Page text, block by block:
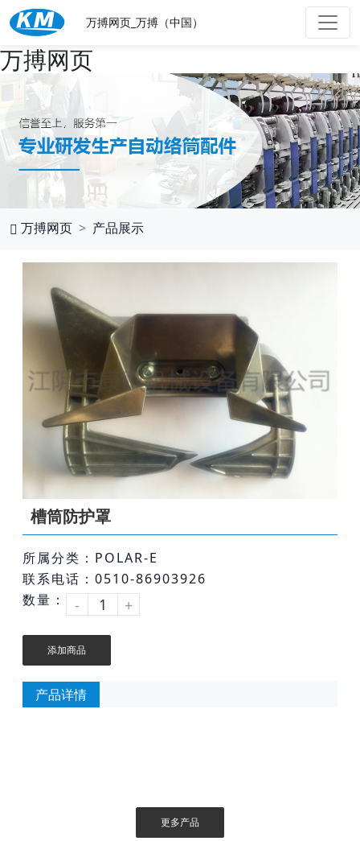
万搏网页
万搏网页_万搏（中国）
万搏网页 产品展示
槽筒防护罩
所属分类：POLAR-E
联系电话：0510-86903926
数量：
- +
添加商品
产品详情
更多产品